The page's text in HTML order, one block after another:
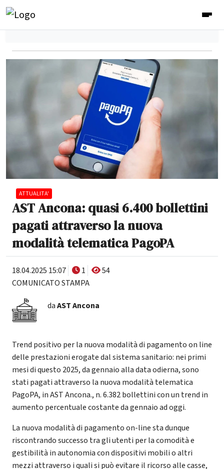
ATTUALITA'
AST Ancona: quasi 6.400 bollettini
pagati attraverso la nuova
modalità telematica PagoPA
18.04.2025 15:07 1
54
COMUNICATO STAMPA
daAST Ancona
Trend positivo per la nuova modalità di pagamento on line
delle prestazioni erogate dal sistema sanitario: nei primi
mesi di questo 2025, da gennaio alla data odierna, sono
stati pagati attraverso la nuova modalità telematica
PagoPA, in AST Ancona., n. 6.382 bollettini con un trend in
aumento percentuale costante da gennaio ad oggi.
La nuova modalità di pagamento on-line sta dunque
riscontrando successo tra gli utenti per la comodità e
gestibilità in autonomia con dispositivi mobili o altri
mezzi attraverso i quali si può evitare il ricorso alle casse,